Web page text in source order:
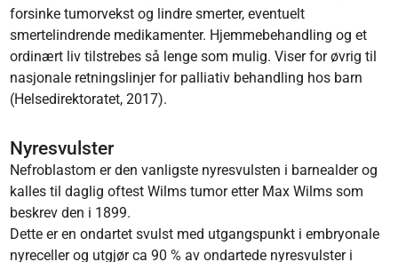
forsinke tumorvekst og lindre smerter, eventuelt
smertelindrende medikamenter. Hjemmebehandling og et
ordinært liv tilstrebes så lenge som mulig. Viser for øvrig til
nasjonale retningslinjer for palliativ behandling hos barn
(Helsedirektoratet, 2017).
Nyresvulster
Nefroblastom er den vanligste nyresvulsten i barnealder og
kalles til daglig oftest Wilms tumor etter Max Wilms som
beskrev den i 1899.
Dette er en ondartet svulst med utgangspunkt i embryonale
nyreceller og utgjør ca 90 % av ondartede nyresvulster i